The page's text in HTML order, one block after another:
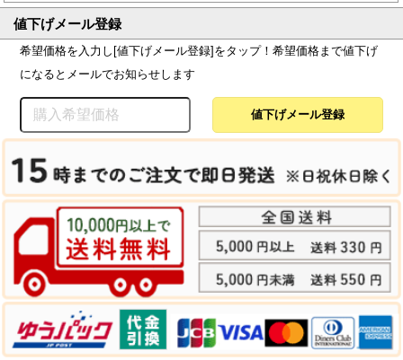
値下げメール登録
希望価格を入力し[値下げメール登録]をタップ！希望価格まで値下げ
になるとメールでお知らせします